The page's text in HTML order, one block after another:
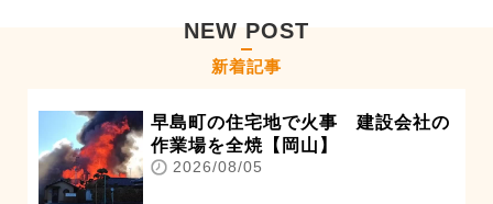
NEW POST
新着記事
早島町の住宅地で火事 建設会社の
作業場を全焼【岡山】
2026/08/05